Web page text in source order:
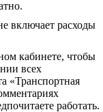
включает расходы
кабинете, чтобы
всех
«Транспортная
работать.